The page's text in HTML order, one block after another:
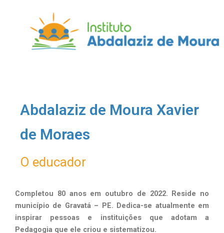
Abdalaziz de Moura Xavier
de Moraes
O educador
Completou 80 anos em outubro de 2022. Reside no
município de Gravatá – PE. Dedica-se atualmente em
inspirar pessoas e instituições que adotam a
Pedagogia que ele criou e sistematizou.